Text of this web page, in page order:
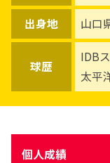
出身地 山口
球歴
IDB
太平
個人成績